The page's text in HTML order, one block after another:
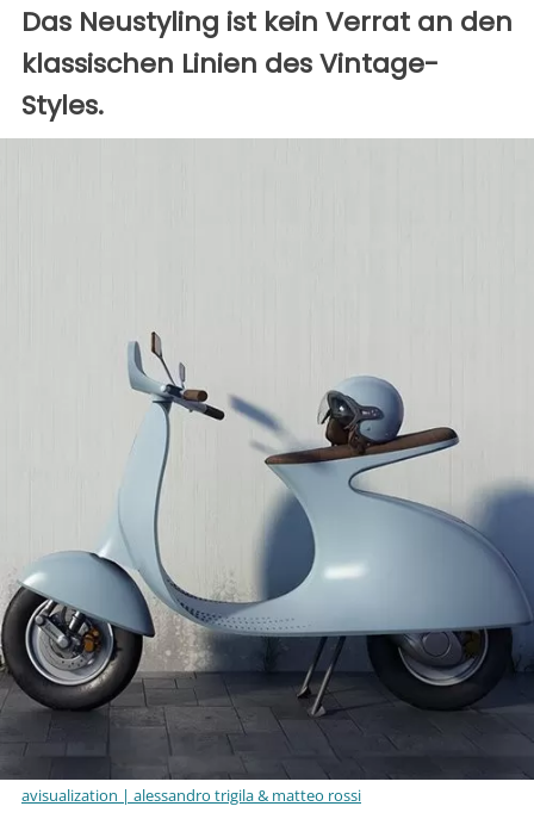
Das Neustyling ist kein Verrat an den
klassischen Linien des Vintage-
Styles.
avisualization | alessandro trigila & matteo rossi